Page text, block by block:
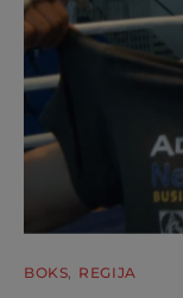
BOKS REGIJA